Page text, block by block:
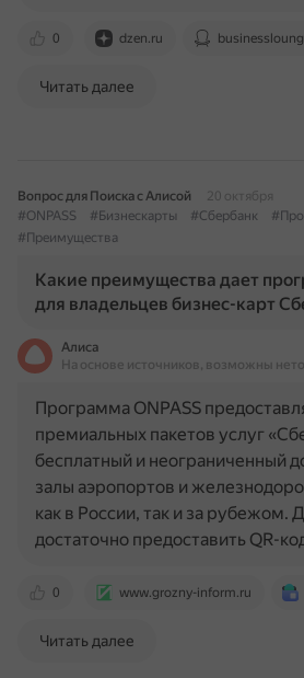
0 dzen.ru
Читать далее
Вопрос для Поиска с Алисой
20 октября
#ONPASS
#Бизнескарты #Сбербанк
#Преимущества
Какие преимущества дает
для владельцев бизнес-карт
Алиса
На основе источников, возможны
0 www.grozny-inform.ru
Программа ONPASS
премиальных пакетов услуг
бесплатный и неограниченный
залы аэропортов и
как в России, так и за рубежом.
достаточно предоставить QR-
Читать далее